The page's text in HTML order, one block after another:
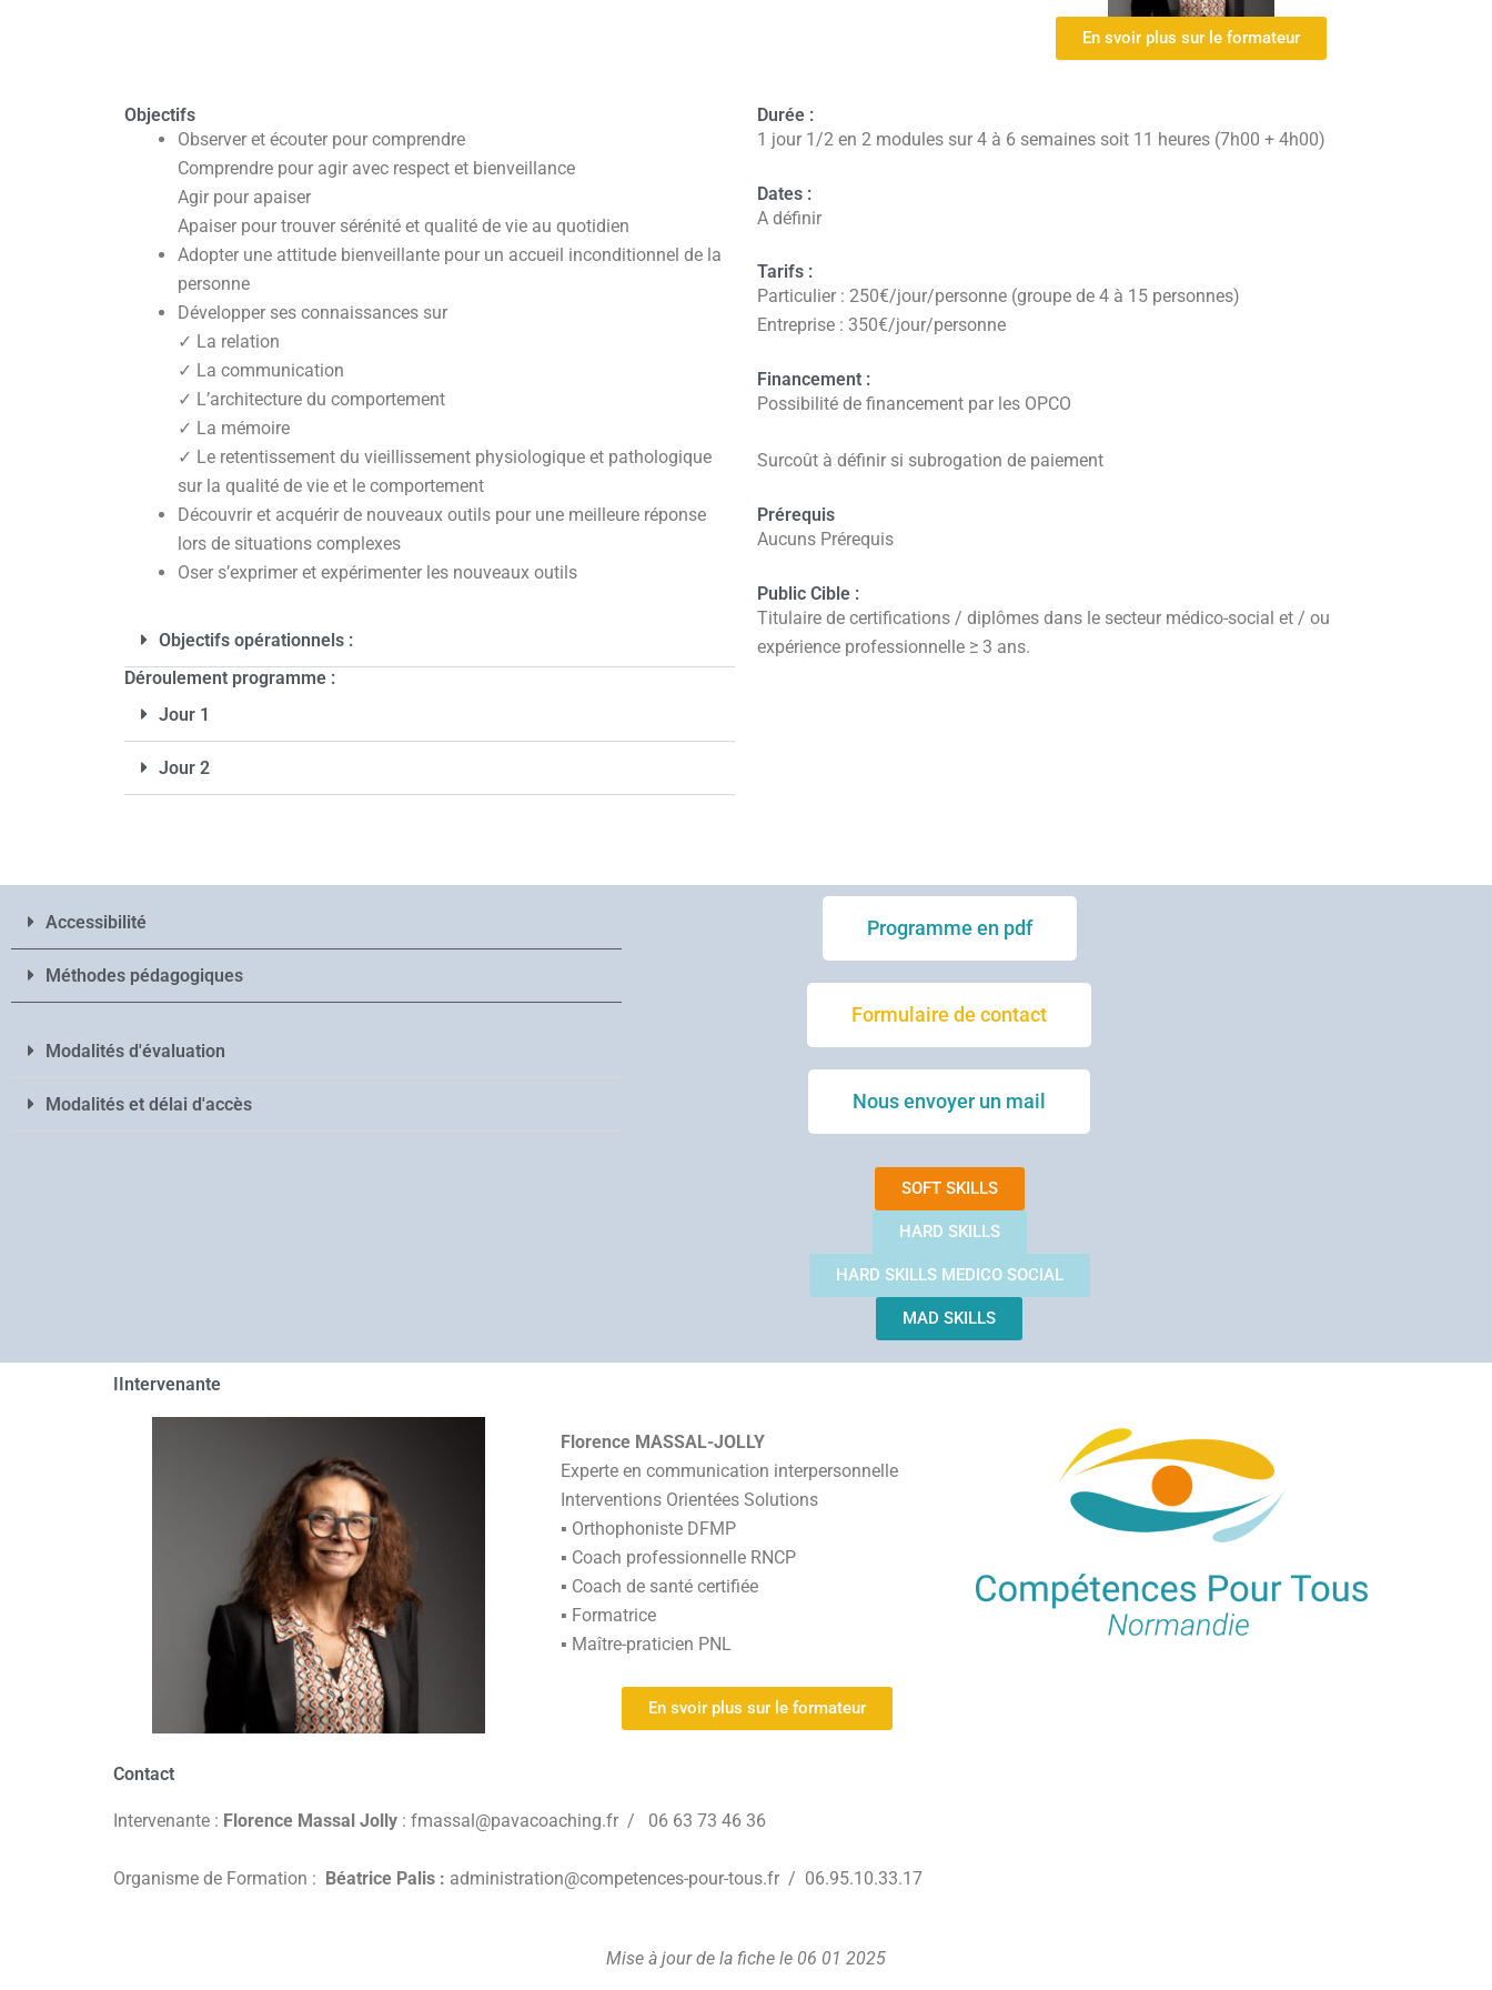
En svoir plus sur le formateur
Objectifs
Observer et écouter pour comprendre
Comprendre pour agir avec respect et bienveillance
Agir pour apaiser
Apaiser pour trouver sérénité et qualité de vie au quotidien
Adopter une attitude bienveillante pour un accueil inconditionnel de la
personne
Développer ses connaissances sur
✓ La relation
✓ La communication
✓ L’architecture du comportement
✓ La mémoire
✓ Le retentissement du vieillissement physiologique et pathologique
sur la qualité de vie et le comportement
Découvrir et acquérir de nouveaux outils pour une meilleure réponse
lors de situations complexes
Oser s’exprimer et expérimenter les nouveaux outils
Objectifs opérationnels :
Déroulement programme :
Jour 1
Jour 2
Durée :
1 jour 1/2 en 2 modules sur 4 à 6 semaines soit 11 heures (7h00 + 4h00)
Dates :
A définir
Tarifs :
Particulier : 250€/jour/personne (groupe de 4 à 15 personnes)
Entreprise : 350€/jour/personne
Financement :
Possibilité de financement par les OPCO
Surcoût à définir si subrogation de paiement
Prérequis
Aucuns Prérequis
Public Cible :
Titulaire de certifications / diplômes dans le secteur médico-social et / ou
expérience professionnelle ≥ 3 ans.
Accessibilité
Méthodes pédagogiques
Modalités d'évaluation
Modalités et délai d'accès
Programme en pdf
Formulaire de contact
Nous envoyer un mail
SOFT SKILLS
HARD SKILLS
HARD SKILLS MEDICO SOCIAL
MAD SKILLS
IIntervenante
Florence MASSAL-JOLLY
Experte en communication interpersonnelle
Interventions Orientées Solutions
▪ Orthophoniste DFMP
▪ Coach professionnelle RNCP
▪ Coach de santé certifiée
▪ Formatrice
▪ Maître-praticien PNL
En svoir plus sur le formateur
Contact
Intervenante : Florence Massal Jolly : fmassal@pavacoaching.fr / 06 63 73 46 36
Organisme de Formation : Béatrice Palis : administration@competences-pour-tous.fr / 06.95.10.33.17
Mise à jour de la fiche le 06 01 2025